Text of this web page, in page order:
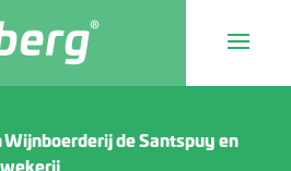
Wijnboerderij de Santspuy en